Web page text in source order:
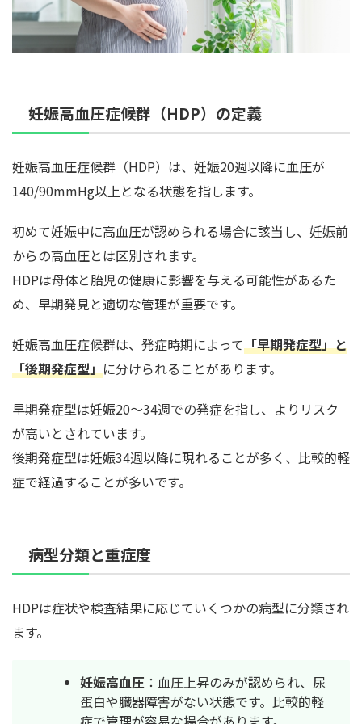
妊娠高血圧症候群（HDP）の定義
妊娠高血圧症候群（HDP）は、妊娠20週以降に血圧が
140/90mmHg以上となる状態を指します。
初めて妊娠中に高血圧が認められる場合に該当し、妊娠前
からの高血圧とは区別されます。
HDPは母体と胎児の健康に影響を与える可能性があるた
め、早期発見と適切な管理が重要です。
妊娠高血圧症候群は、発症時期によって「早期発症型」と
「後期発症型」に分けられることがあります。
早期発症型は妊娠20〜34週での発症を指し、よりリスク
が高いとされています。
後期発症型は妊娠34週以降に現れることが多く、比較的軽
症で経過することが多いです。
病型分類と重症度
HDPは症状や検査結果に応じていくつかの病型に分類され
ます。
妊娠高血圧 ：血圧上昇のみが認められ、尿
蛋白や臓器障害がない状態です。比較的軽